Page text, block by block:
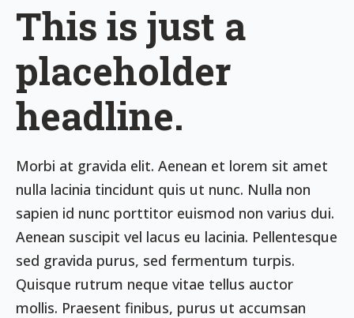
This is just a
placeholder
headline.
Morbi at gravida elit. Aenean et lorem sit amet
nulla lacinia tincidunt quis ut nunc. Nulla non
sapien id nunc porttitor euismod non varius dui.
Aenean suscipit vel lacus eu lacinia. Pellentesque
sed gravida purus, sed fermentum turpis.
Quisque rutrum neque vitae tellus auctor
mollis. Praesent finibus, purus ut accumsan